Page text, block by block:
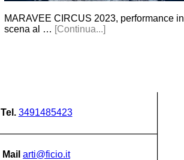
MARAVEE CIRCUS 2023, performance in
scena al … [Continua...]
Tel. 3491485423
Mail arti@ficio.it